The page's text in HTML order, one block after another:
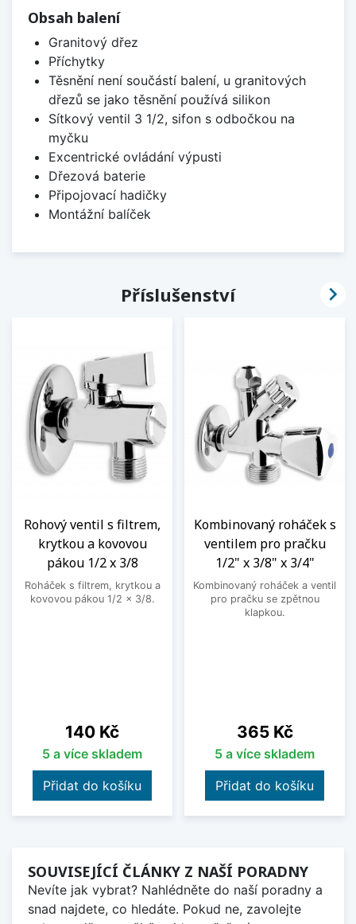
Obsah balení
Granitový dřez
Příchytky
Těsnění není součástí balení, u granitových
dřezů se jako těsnění používá silikon
Sítkový ventil 3 1/2, sifon s odbočkou na
myčku
Excentrické ovládání výpusti
Dřezová baterie
Připojovací hadičky
Montážní balíček
Příslušenství
Rohový ventil s filtrem,
krytkou a kovovou
pákou 1/2 x 3/8
Roháček s filtrem, krytkou a
kovovou pákou 1/2 x 3/8.
Cena
140 Kč
5 a více skladem
Přidat do košíku
Kombinovaný roháček s
ventilem pro pračku
1/2" x 3/8" x 3/4"
Kombinovaný roháček a ventil
pro pračku se zpětnou
klapkou.
Cena
365 Kč
5 a více skladem
Přidat do košíku

SOUVISEJÍCÍ ČLÁNKY Z NAŠÍ PORADNY
Nevíte jak vybrat? Nahlédněte do naší poradny a
snad najdete, co hledáte. Pokud ne, zavolejte